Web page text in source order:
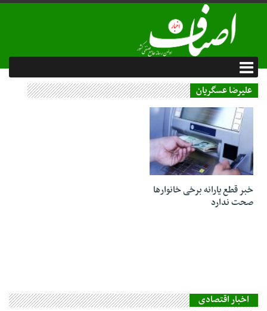
علیرضا عسگریان
09 دی 1403
خبر قطع یارانه‌ برخی خانوارها
صحت ندارد
اخبار اقتصادی